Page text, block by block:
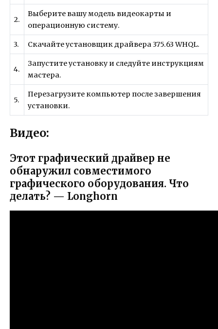
2.
Выберите вашу модель видеокарты и
операционную систему.
3. Скачайте установщик драйвера 375.63 WHQL.
4.
Запустите установку и следуйте инструкциям
мастера.
5.
Перезагрузите компьютер после завершения
установки.
Видео:
Этот графический драйвер не
обнаружил совместимого
графического оборудования. Что
делать? — Longhorn